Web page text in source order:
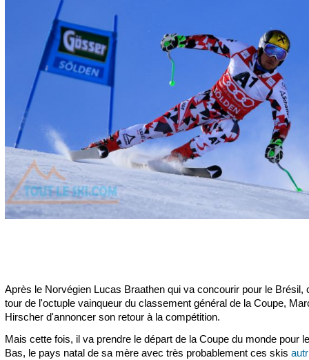
Après le Norvégien Lucas Braathen qui va concourir pour le Brésil,
tour de l'octuple vainqueur du classement général de la Coupe,
Hirscher d'annoncer son retour à la compétition.
Mais cette fois, il va prendre le départ de la Coupe du monde pour
Bas, le pays natal de sa mère avec très probablement ces skis